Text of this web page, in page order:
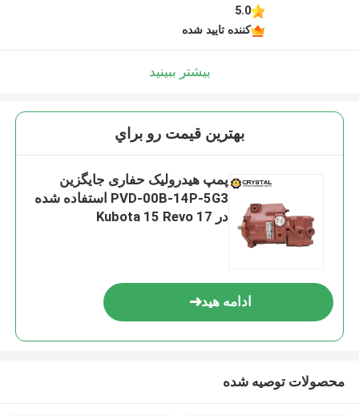
5.0
کننده تایید شده
بیشتر ببینید
بهترين قيمت رو براي
پمپ هیدرولیک حفاری جایگزین
PVD-00B-14P-5G3 استفاده شده
در Kubota 15 Revo 17
ادامه هید
محصولات توصیه شده